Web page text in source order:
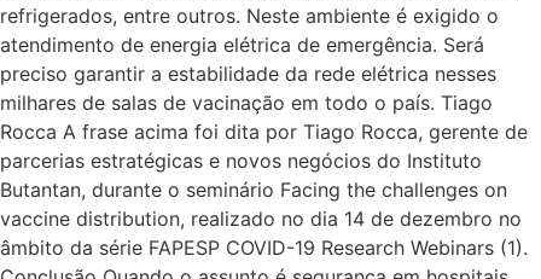
refrigerados, entre outros. Neste ambiente é exigido o
atendimento de energia elétrica de emergência. Será
preciso garantir a estabilidade da rede elétrica nesses
milhares de salas de vacinação em todo o país. Tiago
Rocca A frase acima foi dita por Tiago Rocca, gerente de
parcerias estratégicas e novos negócios do Instituto
Butantan, durante o seminário Facing the challenges on
vaccine distribution, realizado no dia 14 de dezembro no
âmbito da série FAPESP COVID-19 Research Webinars (1).